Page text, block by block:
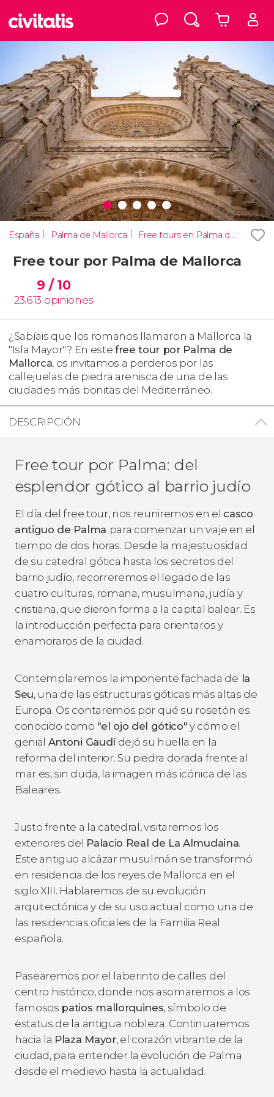
España Palma de Mallorca Free tours en Palma de Mallorca
Free tour por Palma de Mallorca
9 / 10
23.613 opiniones
¿Sabíais que los romanos llamaron a Mallorca la
"Isla Mayor"? En este free tour por Palma de
Mallorca, os invitamos a perderos por las
callejuelas de piedra arenisca de una de las
ciudades más bonitas del Mediterráneo.
DESCRIPCIÓN
Free tour por Palma: del
esplendor gótico al barrio judío
El día del free tour, nos reuniremos en el casco
antiguo de Palma para comenzar un viaje en el
tiempo de dos horas. Desde la majestuosidad
de su catedral gótica hasta los secretos del
barrio judío, recorreremos el legado de las
cuatro culturas, romana, musulmana, judía y
cristiana, que dieron forma a la capital balear. Es
la introducción perfecta para orientaros y
enamoraros de la ciudad.
Contemplaremos la imponente fachada de la
Seu, una de las estructuras góticas más altas de
Europa. Os contaremos por qué su rosetón es
conocido como "el ojo del gótico" y cómo el
genial Antoni Gaudídejó su huella en la
reforma del interior. Su piedra dorada frente al
mar es, sin duda, la imagen más icónica de las
Baleares.
Justo frente a la catedral, visitaremos los
exteriores del Palacio Real de La Almudaina.
Este antiguo alcázar musulmán se transformó
en residencia de los reyes de Mallorca en el
siglo XIII. Hablaremos de su evolución
arquitectónica y de su uso actual como una de
las residencias oficiales de la Familia Real
española.
Pasearemos por el laberinto de calles del
centro histórico, donde nos asomaremos a los
famosos patios mallorquines, símbolo de
estatus de la antigua nobleza. Continuaremos
hacia la Plaza Mayor, el corazón vibrante de la
ciudad, para entender la evolución de Palma
desde el medievo hasta la actualidad.